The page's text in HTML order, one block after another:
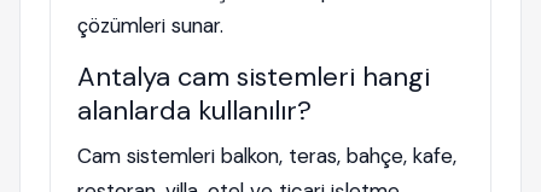
çözümleri sunar.
Antalya cam sistemleri hangi
alanlarda kullanılır?
Cam sistemleri balkon, teras, bahçe, kafe,